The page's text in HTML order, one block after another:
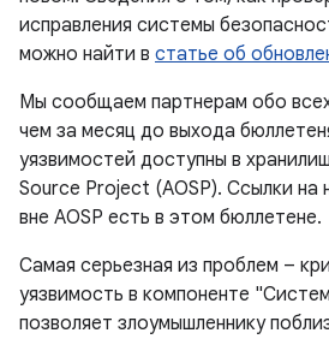
исправления системы
можно найти в статье об
Мы сообщаем партнерам обо
чем за месяц до выхода
уязвимостей доступны в
Source Project (AOSP). Ссылки на
вне AOSP есть в этом бюллетене.
Самая серьезная из проблем –
уязвимость в компоненте
позволяет злоумышленнику